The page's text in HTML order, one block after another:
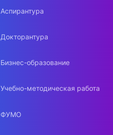
Аспирантура
Докторантура
Бизнес-образование
Учебно-методическая работа
ФУМО